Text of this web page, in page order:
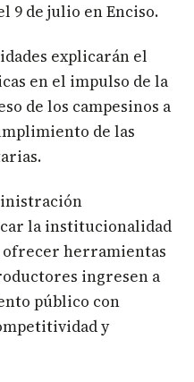
9 de julio en Enciso.
explicarán el
en el impulso de la
de los campesinos a
de las
la institucionalidad
ofrecer herramientas
ingresen a
público con
y